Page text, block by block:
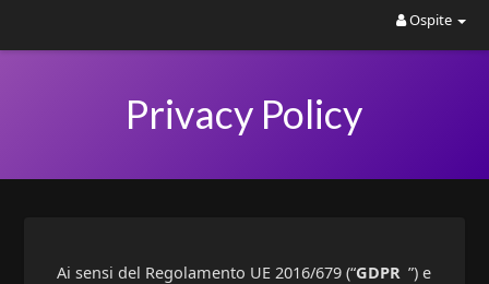
Ospite
Privacy Policy
Ai sensi del Regolamento UE 2016/679 (“GDPR ”) e